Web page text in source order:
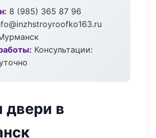
8 (985) 365 87 96
Консультации:
двери в